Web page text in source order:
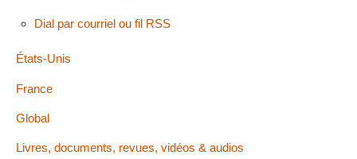
Dial par courriel ou fil RSS
États-Unis
France
Global
Livres, documents, revues, vidéos & audios